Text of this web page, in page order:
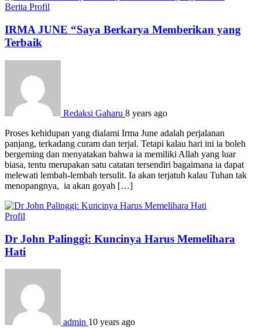
Berita Profil
IRMA JUNE “Saya Berkarya Memberikan yang
Terbaik
Redaksi Gaharu 8 years ago
Proses kehidupan yang dialami Irma June adalah perjalanan
panjang, terkadang curam dan terjal. Tetapi kalau hari ini ia boleh
bergeming dan menyatakan bahwa ia memiliki Allah yang luar
biasa, tentu merupakan satu catatan tersendiri bagaimana ia dapat
melewati lembah-lembah tersulit. Ia akan terjatuh kalau Tuhan tak
menopangnya, ia akan goyah […]
Profil
Dr John Palinggi: Kuncinya Harus Memelihara
Hati
admin 10 years ago